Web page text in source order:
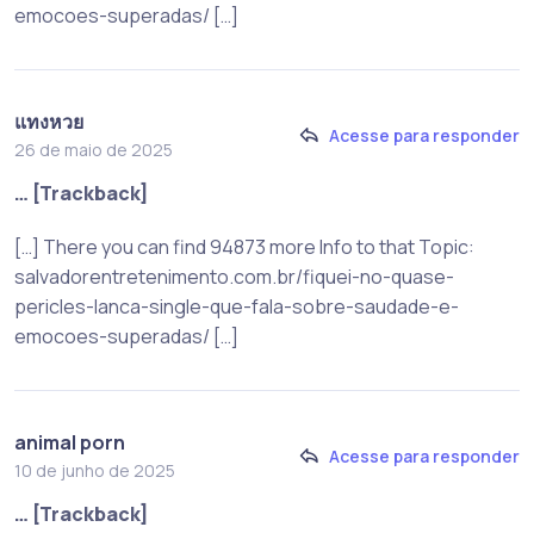
emocoes-superadas/ […]
แทงหวย
26 de maio de 2025
Acesse para responder
… [Trackback]
[…] There you can find 94873 more Info to that Topic:
salvadorentretenimento.com.br/fiquei-no-quase-
pericles-lanca-single-que-fala-sobre-saudade-e-
emocoes-superadas/ […]
animal porn
10 de junho de 2025
Acesse para responder
… [Trackback]